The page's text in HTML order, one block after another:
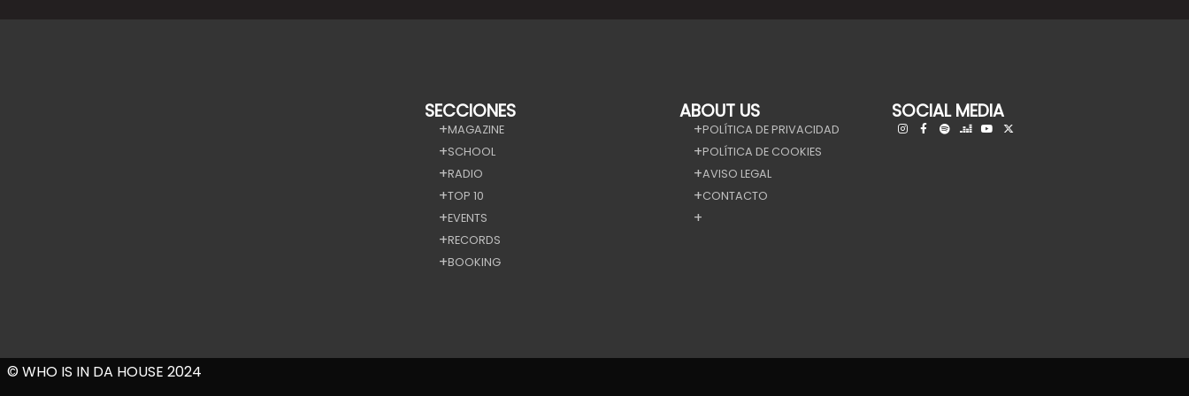
SECCIONES
MAGAZINE
SCHOOL
RADIO
TOP 10
EVENTS
RECORDS
BOOKING
ABOUT US
POLÍTICA DE PRIVACIDAD
POLÍTICA DE COOKIES
AVISO LEGAL
CONTACTO
SOCIAL MEDIA
© WHO IS IN DA HOUSE 2024